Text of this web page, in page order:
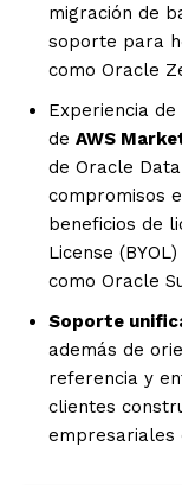
migración de
soporte para
como Oracle
Experiencia
de AWS
de Oracle
compromisos
beneficios de
License
como Oracle
Soporte
además de
referencia y
clientes
empresariales